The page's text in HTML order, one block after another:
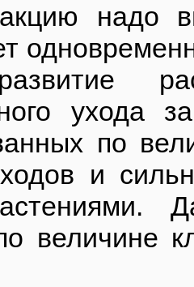
надо
ухода
по
и
величине